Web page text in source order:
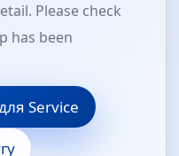
Please check
has been
Service